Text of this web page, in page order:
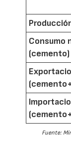
Consumo
(cemento)
Fuente: